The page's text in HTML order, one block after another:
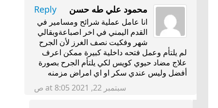
محمود علي طه حسن Reply
انا عامل عملية شرائح ومسامير في
القدم اليمني في اخر اصباعةوبقالي
شهر وفكيت نصف الغرز لأن الجرح
لم يلتأم وعمل فتحه داخلية كبيرة ممكن اعرف
علاج مضاد حيوي كويس لكي يلتأم الجرح بصورة
أفضل وليس عندي سكر او اي امراض مزمنه
سبتمبر 22, 2021 at 8:05 ص